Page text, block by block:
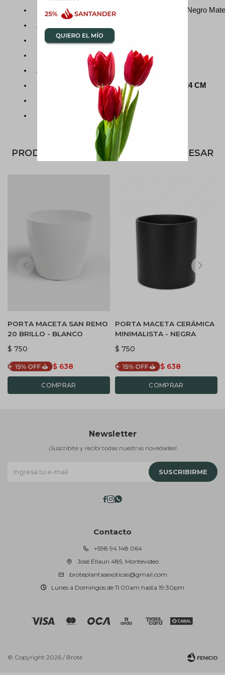
Color: Blanco Brillo, negro brillo, blanco Mate. Negro
Acabado: Mate y Brillo
Forma: Cilíndrica
Uso recomendado: Plantas en general
Apta para: Interior o Exterior
Medidas: S 16X15 CM, M 19X19 CM, L 24X24 CM
PRODUCTOS QUE TE PUEDEN INTERESAR
PORTA MACETA SAN REMO
20 BRILLO - BLANCO
$ 750
$ 638
PORTA MACETA CERÁMICA
MINIMALISTA - NEGRA
$ 750
$ 638
Contacto
+598 94 148 064
José Ellauri 485, Montevideo
broteplantasexoticas@gmail.com
Lunes a Domingos de 11:00am hasta 19:30pm
Newsletter
¡Suscribite y recibí todas nuestras novedades!
SUSCRIBIRME

© Copyright 2026 / Brote